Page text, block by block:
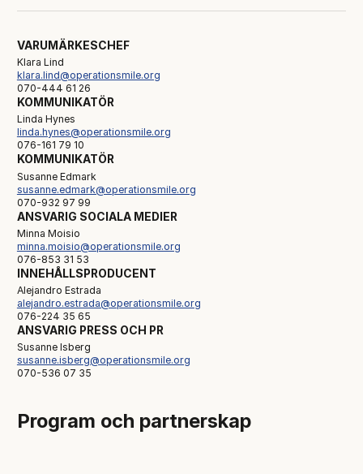
VARUMÄRKESCHEF
Klara Lind
klara.lind@operationsmile.org
070-444 61 26
KOMMUNIKATÖR
Linda Hynes
linda.hynes@operationsmile.org
076-161 79 10
KOMMUNIKATÖR
Susanne Edmark
susanne.edmark@operationsmile.org
070-932 97 99
ANSVARIG SOCIALA MEDIER
Minna Moisio
minna.moisio@operationsmile.org
076-853 31 53
INNEHÅLLSPRODUCENT
Alejandro Estrada
alejandro.estrada@operationsmile.org
076-224 35 65
ANSVARIG PRESS OCH PR
Susanne Isberg
susanne.isberg@operationsmile.org
070-536 07 35
Program och partnerskap